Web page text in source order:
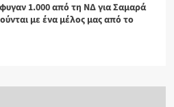
1.000 από τη ΝΔ για Σαμαρά
με ένα μέλος μας από το